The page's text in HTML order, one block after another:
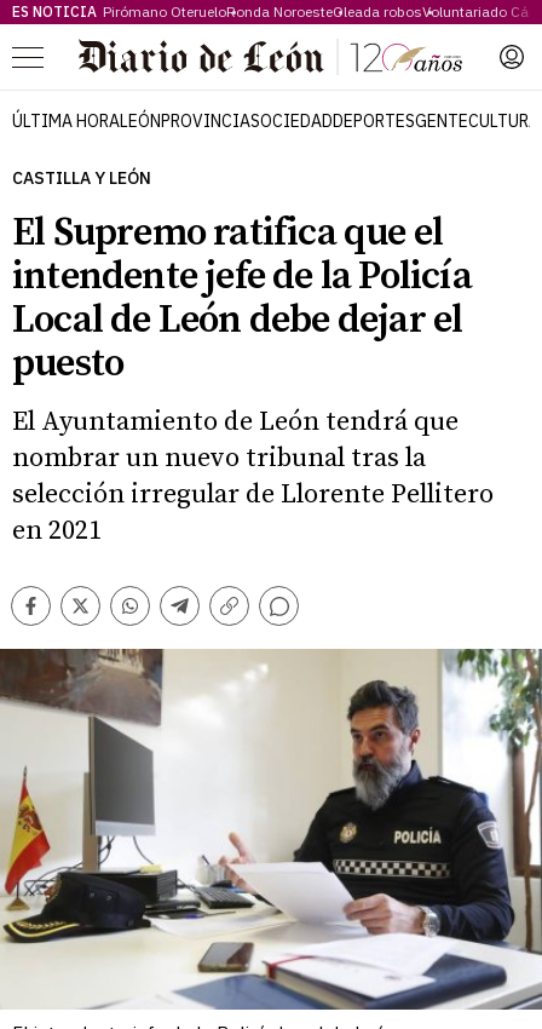
ES NOTICIA Pirómano OterueloRonda NoroesteOleada robosVoluntariado
Menú
ÚLTIMA HORALEÓNPROVINCIASOCIEDADDEPORTESGENTECULTURA
CASTILLA Y LEÓN
El Supremo ratifica que el
intendente jefe de la Policía
Local de León debe dejar el
puesto
El Ayuntamiento de León tendrá que
nombrar un nuevo tribunal tras la
selección irregular de Llorente Pellitero
en 2021
Facebook
TwitterWhatsappTelegram
Copiar
Comentarios